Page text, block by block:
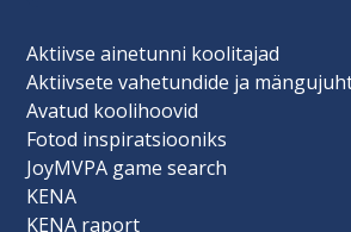
Aktiivse ainetunni koolitajad
Aktiivsete vahetundide ja
Avatud koolihoovid
Fotod inspiratsiooniks
JoyMVPA game search
KENA
KENA raport